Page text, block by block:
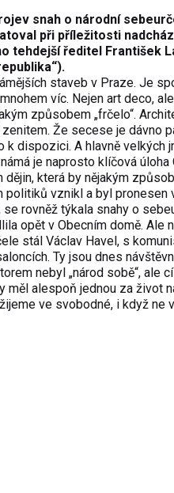
snah o národní
při příležitosti
tehdejší ředitel František
staveb v Praze. Je
víc. Nejen art deco,
způsobem „frčelo“.
Že secese je dávno
dispozici. A hlavně velkých
je naprosto klíčová
která by nějakým
vznikl a byl pronesen
rovněž týkala snahy o
opět v Obecním domě. Ale
stál Václav Havel, s
Ty jsou dnes
nebyl „národ sobě“, ale
měl alespoň jednou za život
ve svobodné, i když ne